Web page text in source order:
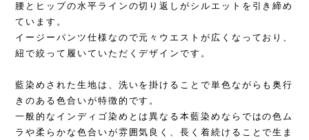
腰とヒップの水平ラインの切り返しがシルエットを引き締め
ています。
イージーパンツ仕様なので元々ウエストが広くなっており、
紐で絞って履いていただくデザインです。
藍染めされた生地は、洗いを掛けることで単色ながらも奥行
きのある色合いが特徴的です。
一般的なインディゴ染めとは異なる本藍染めならではの色ム
ラや柔らかな色合いが雰囲気良く、長く着続けることで生ま